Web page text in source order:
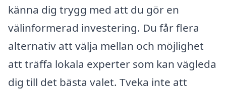
känna dig trygg med att du gör en
välinformerad investering. Du får flera
alternativ att välja mellan och möjlighet
att träffa lokala experter som kan vägleda
dig till det bästa valet. Tveka inte att